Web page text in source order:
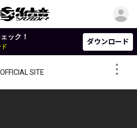
ック！
ダウンロード
SITE